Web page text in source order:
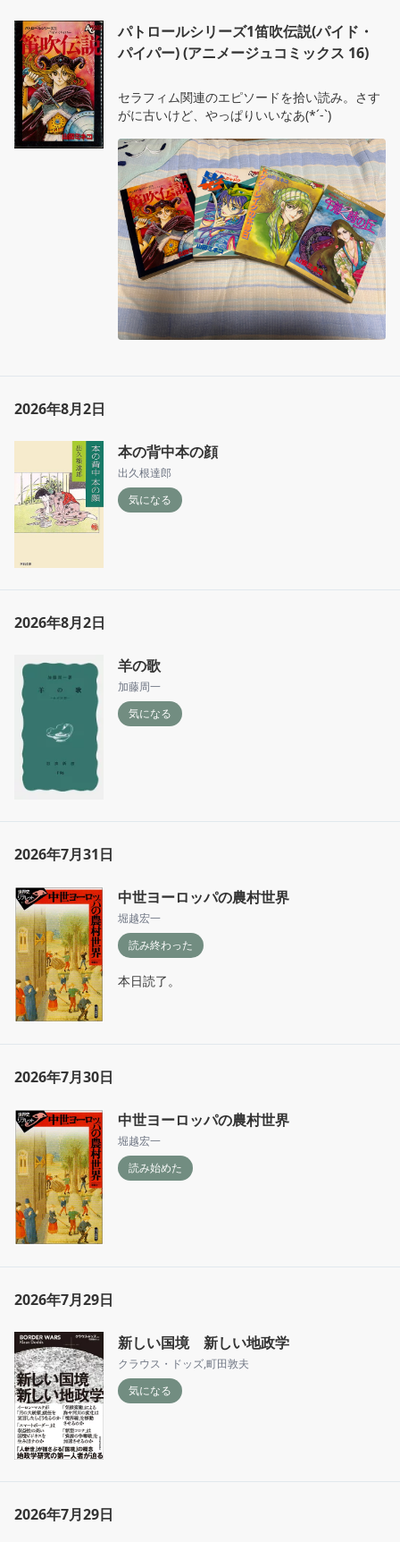
パトロールシリーズ1笛吹伝説(パイド・
パイパー) (アニメージュコミックス 16)
セラフィム関連のエピソードを拾い読み。さす
がに古いけど、やっぱりいいなあ(*´-`)
2026年8月2日
本の背中本の顔
出久根達郎
気になる
2026年8月2日
羊の歌
加藤周一
気になる
2026年7月31日
中世ヨーロッパの農村世界
堀越宏一
読み終わった
本日読了。
2026年7月30日
中世ヨーロッパの農村世界
堀越宏一
読み始めた
2026年7月29日
新しい国境 新しい地政学
クラウス・ドッズ,町田敦夫
気になる
2026年7月29日